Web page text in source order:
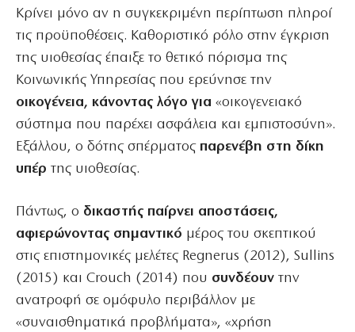
Κρίνει μόνο αν η συγκεκριμένη περίπτωση πληροί
τις προϋποθέσεις. Καθοριστικό ρόλο στην έγκριση
της υιοθεσίας έπαιξε το θετικό πόρισμα της
Κοινωνικής Υπηρεσίας που ερεύνησε την
οικογένεια, κάνοντας λόγο για «οικογενειακό
σύστημα που παρέχει ασφάλεια και εμπιστοσύνη».
Εξάλλου, ο δότης σπέρματος παρενέβη στη δίκη
υπέρ της υιοθεσίας.
Πάντως, ο δικαστής παίρνει αποστάσεις,
αφιερώνοντας σημαντικό μέρος του σκεπτικού
στις επιστημονικές μελέτες Regnerus (2012), Sullins
(2015) και Crouch (2014) που συνδέουν την
ανατροφή σε ομόφυλο περιβάλλον με
«συναισθηματικά προβλήματα», «χρήση